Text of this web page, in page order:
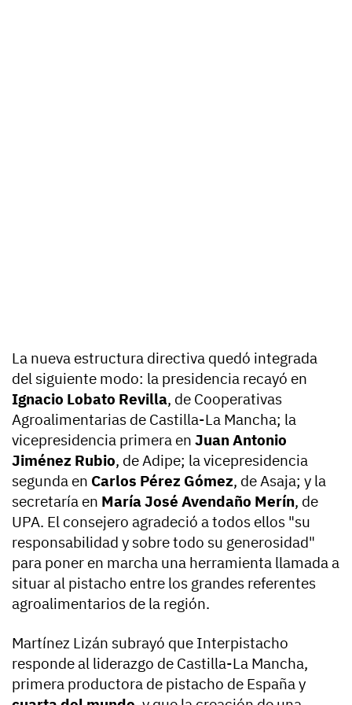
La nueva estructura directiva quedó integrada
del siguiente modo: la presidencia recayó en
Ignacio Lobato Revilla, de Cooperativas
Agroalimentarias de Castilla-La Mancha; la
vicepresidencia primera en Juan Antonio
Jiménez Rubio, de Adipe; la vicepresidencia
segunda en Carlos Pérez Gómez, de Asaja; y la
secretaría en María José Avendaño Merín, de
UPA. El consejero agradeció a todos ellos "su
responsabilidad y sobre todo su generosidad"
para poner en marcha una herramienta llamada a
situar al pistacho entre los grandes referentes
agroalimentarios de la región.
Martínez Lizán subrayó que Interpistacho
responde al liderazgo de Castilla-La Mancha,
primera productora de pistacho de España y